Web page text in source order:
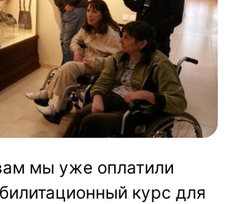
мы уже оплатили
курс для